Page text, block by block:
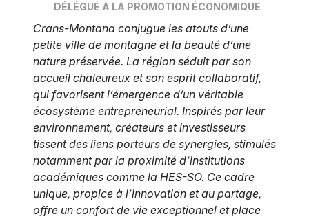
DÉLÉGUÉ À LA PROMOTION ÉCONOMIQUE
Crans-Montana conjugue les atouts d’une
petite ville de montagne et la beauté d’une
nature préservée. La région séduit par son
accueil chaleureux et son esprit collaboratif,
qui favorisent l’émergence d’un véritable
écosystème entrepreneurial. Inspirés par leur
environnement, créateurs et investisseurs
tissent des liens porteurs de synergies, stimulés
notamment par la proximité d’institutions
académiques comme la HES-SO. Ce cadre
unique, propice à l’innovation et au partage,
offre un confort de vie exceptionnel et place